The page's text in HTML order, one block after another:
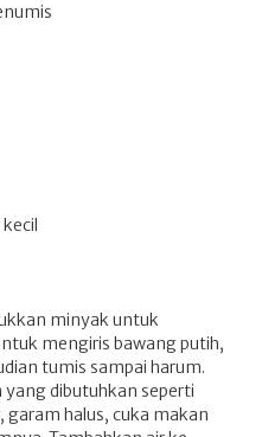
minyak untuk
mengiris bawang putih,
tumis sampai harum.
dibutuhkan seperti
garam halus, cuka makan